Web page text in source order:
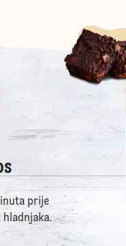
prije
hladnjaka.